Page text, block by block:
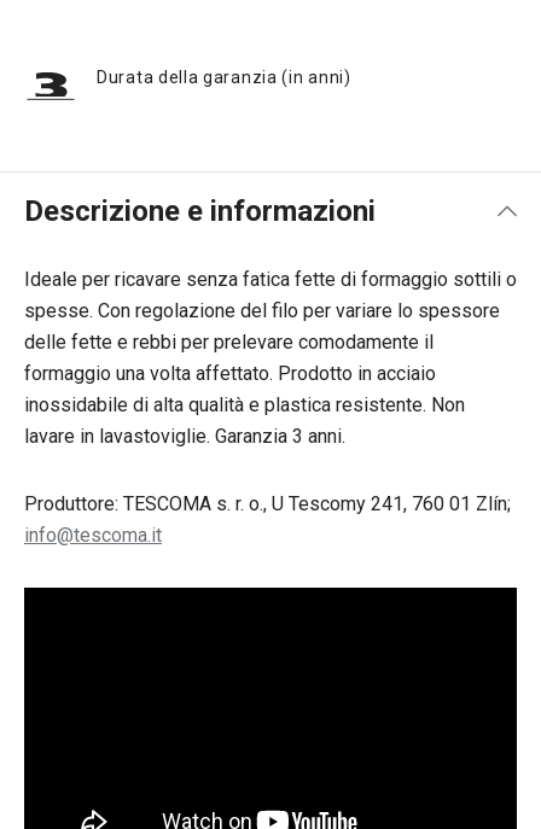
Durata della garanzia (in anni)
Descrizione e informazioni
Ideale per ricavare senza fatica fette di formaggio sottili o
spesse. Con regolazione del filo per variare lo spessore
delle fette e rebbi per prelevare comodamente il
formaggio una volta affettato. Prodotto in acciaio
inossidabile di alta qualità e plastica resistente. Non
lavare in lavastoviglie. Garanzia 3 anni.
Produttore: TESCOMA s. r. o., U Tescomy 241, 760 01 Zlín;
info@tescoma.it